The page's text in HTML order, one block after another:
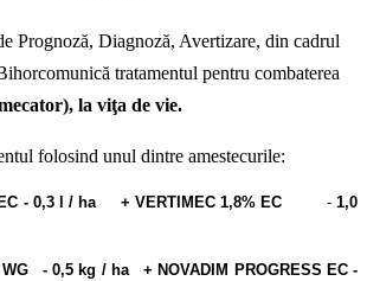
Prognoză, Diagnoză, Avertizare, din cadrul
comunică tratamentul pentru combaterea
la viţa de vie.
folosind unul dintre amestecurile:
- 0,3 l / ha + VERTIMEC 1,8% EC -1,0
WG - 0,5 kg / ha + NOVADIM PROGRESS EC -